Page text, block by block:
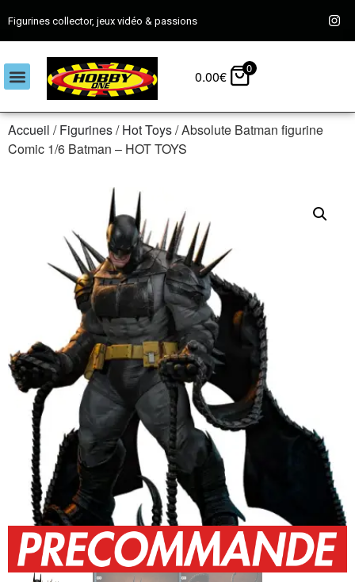
Figurines collector, jeux vidéo & passions
0.00€ 0
Accueil /Figurines/Hot Toys/ Absolute Batman figurine
Comic 1/6 Batman – HOT TOYS